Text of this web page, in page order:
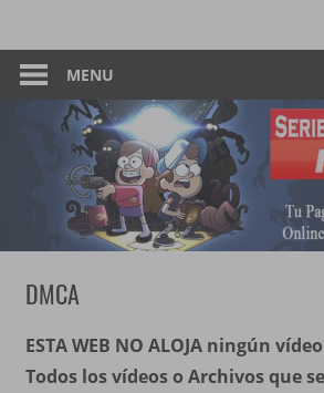
content
–
Por
Pagina
De
Descarga
Mega
MENU
DMCA
ESTA WEB NO ALOJA ningún
Todos los vídeos o Archivos que